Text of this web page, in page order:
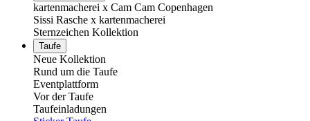
kartenmacherei x Cam Cam Copenhagen
Sissi Rasche x kartenmacherei
Sternzeichen Kollektion
Taufe
Neue Kollektion
Rund um die Taufe
Eventplattform
Vor der Taufe
Taufeinladungen